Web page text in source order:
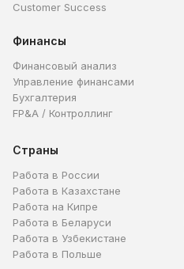
Customer Success
Финансы
Финансовый анализ
Управление финансами
Бухгалтерия
FP&A / Контроллинг
Страны
Работа в России
Работа в Казахстане
Работа на Кипре
Работа в Беларуси
Работа в Узбекистане
Работа в Польше